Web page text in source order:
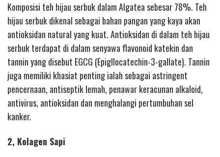
Komposisi teh hijau serbuk dalam Algatea sebesar 78%. Teh
hijau serbuk dikenal sebagai bahan pangan yang kaya akan
antioksidan natural yang kuat. Antioksidan di dalam teh hijau
serbuk terdapat di dalam senyawa flavonoid katekin dan
tannin yang disebut EGCG (Epigllocatechin-3-gallate). Tannin
juga memiliki khasiat penting ialah sebagai astringent
pencernaan, antiseptik lemah, penawar keracunan alkaloid,
antivirus, antioksidan dan menghalangi pertumbuhan sel
kanker.
2, Kolagen Sapi